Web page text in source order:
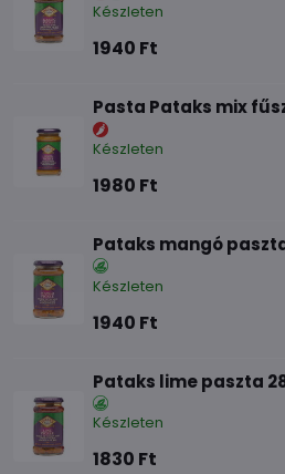
Készleten
1940 Ft
Pasta Pataks mix
Készleten
1980 Ft
Pataks mangó
Készleten
1940 Ft
Pataks lime paszta
Készleten
1830 Ft